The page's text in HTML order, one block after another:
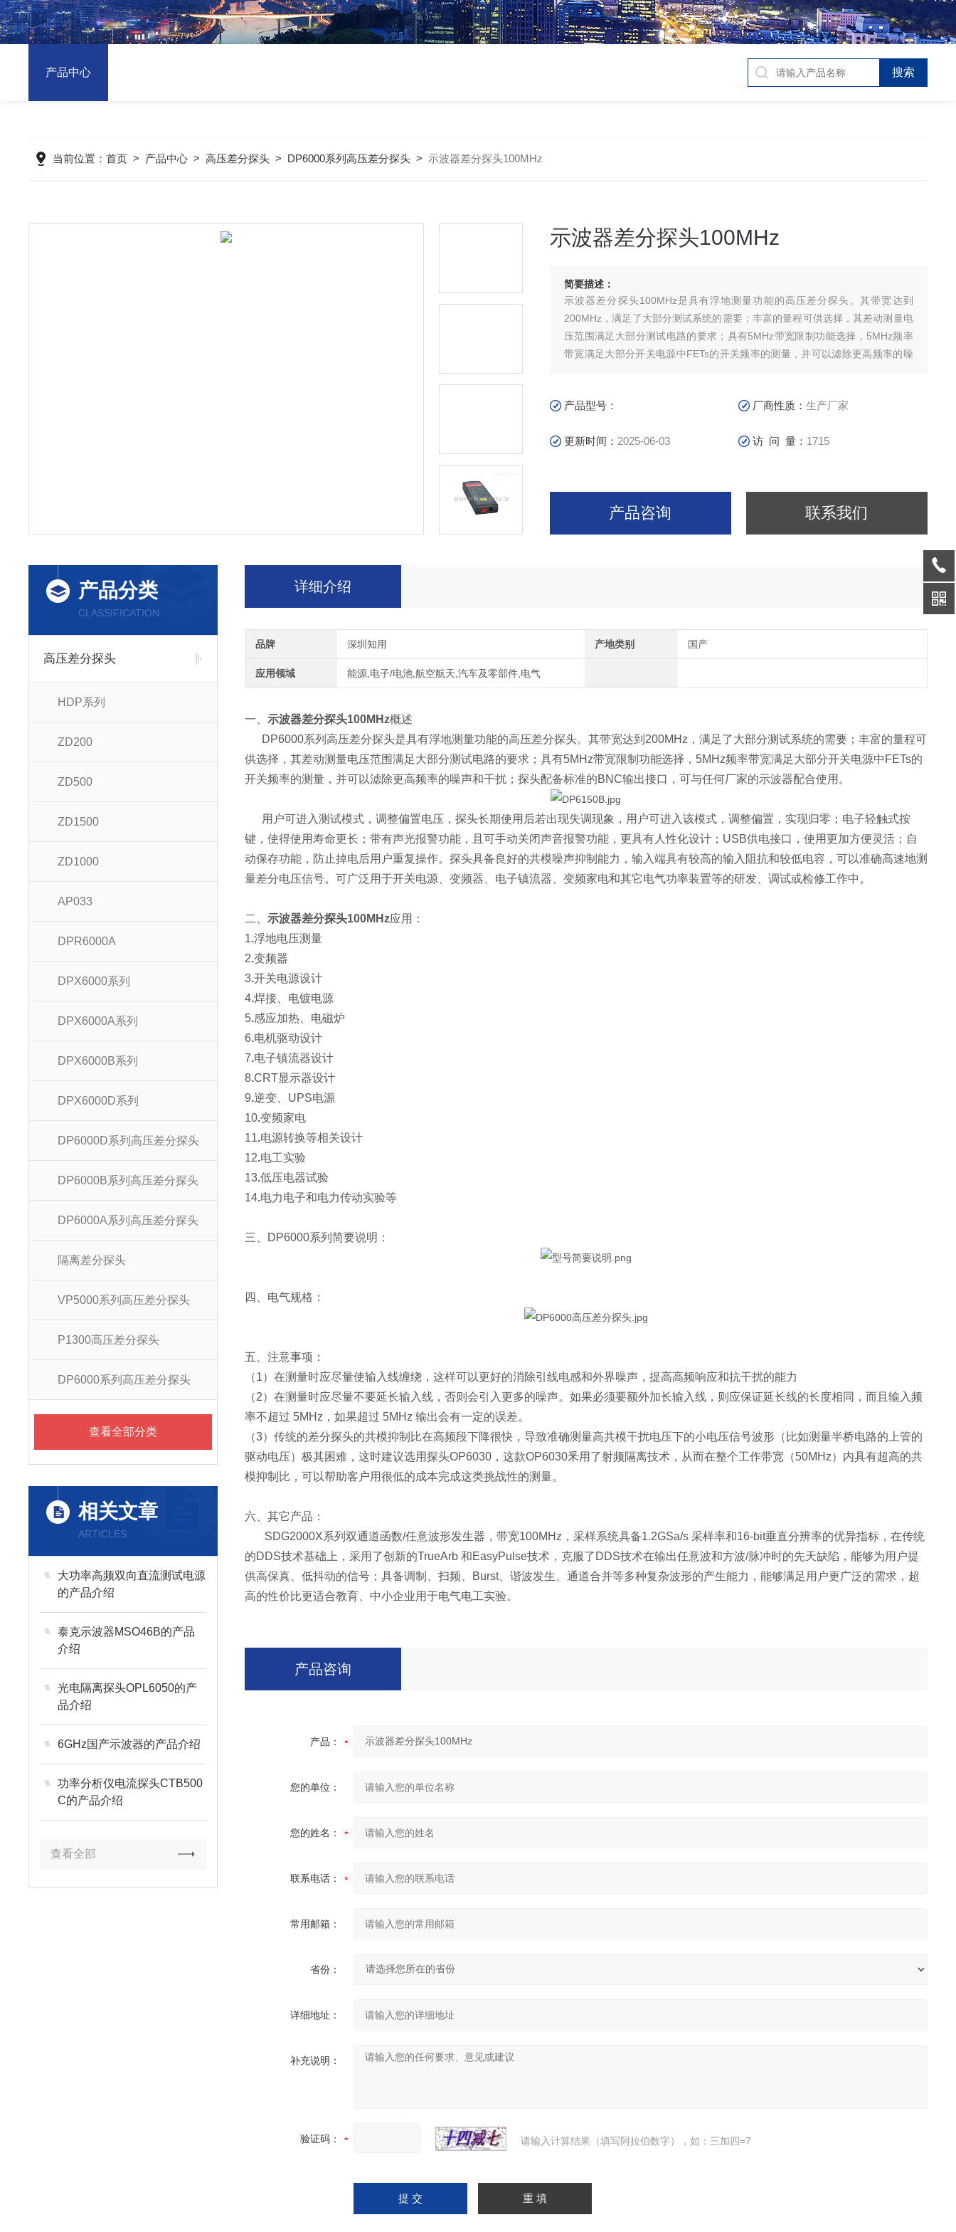
产品中心
当前位置：首页 > 产品中心 >高压差分探头 > DP6000系列高压差分探头 > 示波器差分探头100MHz
示波器差分探头100MHz
简要描述：
示波器差分探头100MHz是具有浮地测量功能的高压差分探头。其带宽达到
200MHz，满足了大部分测试系统的需要；丰富的量程可供选择，其差动测量电
压范围满足大部分测试电路的要求；具有5MHz带宽限制功能选择，5MHz频率
带宽满足大部分开关电源中FETs的开关频率的测量，并可以滤除更高频率的噪
产品型号： 厂商性质：生产厂家
更新时间： 2025-06-03 访 问 量： 1715
产品咨询 联系我们
产品分类
CLASSIFICATION
高压差分探头
HDP系列
ZD200
ZD500
ZD1500
ZD1000
AP033
DPR6000A
DPX6000系列
DPX6000A系列
DPX6000B系列
DPX6000D系列
DP6000D系列高压差分探头
DP6000B系列高压差分探头
DP6000A系列高压差分探头
隔离差分探头
VP5000系列高压差分探头
P1300高压差分探头
DP6000系列高压差分探头
查看全部分类
相关文章
ARTICLES
大功率高频双向直流测试电源
的产品介绍
泰克示波器MSO46B的产品
介绍
光电隔离探头OPL6050的产
品介绍
6GHz国产示波器的产品介绍
功率分析仪电流探头CTB500
C的产品介绍
查看全部
详细介绍
品牌 深圳知用 产地类别 国产
应用领域 能源,电子/电池,航空航天,汽车及零部件,电气
一、 示波器差分探头100MHz概述
DP6000系列高压差分探头是具有浮地测量功能的高压差分探头。其带宽达到200MHz，满足了大部分测试系统的需要；丰富的量程可
供选择，其差动测量电压范围满足大部分测试电路的要求；具有5MHz带宽限制功能选择，5MHz频率带宽满足大部分开关电源中FETs的
开关频率的测量，并可以滤除更高频率的噪声和干扰；探头配备标准的BNC输出接口，可与任何厂家的示波器配合使用。
用户可进入测试模式，调整偏置电压，探头长期使用后若出现失调现象，用户可进入该模式，调整偏置，实现归零；电子轻触式按
键，使得使用寿命更长；带有声光报警功能，且可手动关闭声音报警功能，更具有人性化设计；USB供电接口，使用更加方便灵活；自
动保存功能，防止掉电后用户重复操作。探头具备良好的共模噪声抑制能力，输入端具有较高的输入阻抗和较低电容，可以准确高速地测
量差分电压信号。可广泛用于开关电源、变频器、电子镇流器、变频家电和其它电气功率装置等的研发、调试或检修工作中。
二、 示波器差分探头100MHz应用：
1.浮地电压测量
2.变频器
3.开关电源设计
4.焊接、电镀电源
5.感应加热、电磁炉
6.电机驱动设计
7.电子镇流器设计
8.CRT显示器设计
9.逆变、UPS电源
10.变频家电
11.电源转换等相关设计
12.电工实验
13.低压电器试验
14.电力电子和电力传动实验等
三、DP6000系列简要说明：
四、电气规格：
五、注意事项：
（1）在测量时应尽量使输入线缠绕，这样可以更好的消除引线电感和外界噪声，提高高频响应和抗干扰的能力
（2）在测量时应尽量不要延长输入线，否则会引入更多的噪声。如果必须要额外加长输入线，则应保证延长线的长度相同，而且输入频
率不超过 5MHz，如果超过 5MHz 输出会有一定的误差。
（3）传统的差分探头的共模抑制比在高频段下降很快，导致准确测量高共模干扰电压下的小电压信号波形（比如测量半桥电路的上管的
驱动电压）极其困难，这时建议选用探头OP6030，这款OP6030釆用了射频隔离技术，从而在整个工作带宽（50MHz）内具有超高的共
模抑制比，可以帮助客户用很低的成本完成这类挑战性的测量。
六、其它产品：
SDG2000X系列双通道函数/任意波形发生器，带宽100MHz，采样系统具备1.2GSa/s 采样率和16-bit垂直分辨率的优异指标，在传统
的DDS技术基础上，采用了创新的TrueArb 和EasyPulse技术，克服了DDS技术在输出任意波和方波/脉冲时的先天缺陷，能够为用户提
供高保真、低抖动的信号；具备调制、扫频、Burst、谐波发生、通道合并等多种复杂波形的产生能力，能够满足用户更广泛的需求，超
高的性价比更适合教育、中小企业用于电气电工实验。
产品咨询
产品：
您的单位：
您的姓名：
联系电话：
常用邮箱：
省份：
详细地址：
补充说明：
验证码： 请输入计算结果（填写阿拉伯数字），如：三加四=7